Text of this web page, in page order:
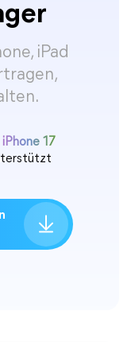
iPad
iPhone 17